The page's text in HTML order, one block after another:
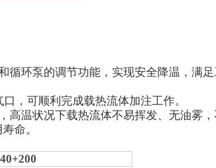
循环泵的调节功能，实现安全降温，满
，可顺利完成载热流体加注工作。
高温状况下载热流体不易挥发、无油雾
命。
40+200